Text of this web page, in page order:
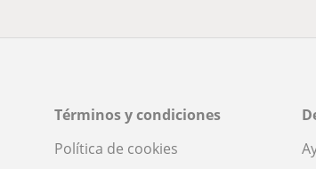
Términos y condiciones
Política de cookies